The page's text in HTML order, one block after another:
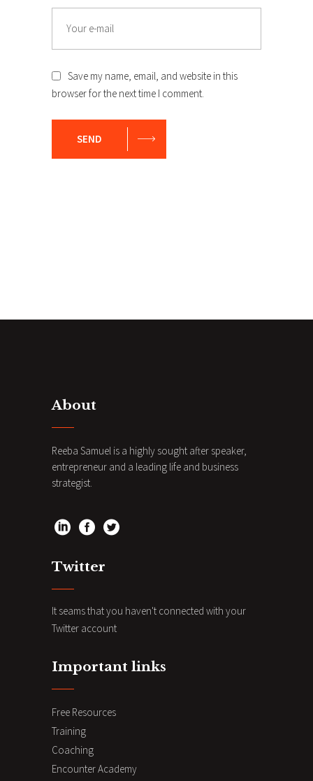
Save my name, email, and website in this
browser for the next time I comment.
SEND
About
Reeba Samuel is a highly sought after speaker,
entrepreneur and a leading life and business
strategist.
Twitter
It seams that you haven't connected with your
Twitter account
Important links
Free Resources
Training
Coaching
Encounter Academy